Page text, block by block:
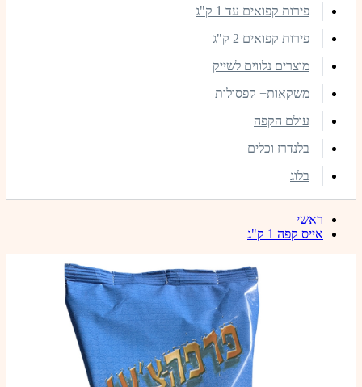
פירות קפואים עד 1 ק"ג
פירות קפואים 2 ק"ג
מוצרים נלווים לשייק
משקאות+ קפסולות
עולם הקפה
בלנדרז וכלים
בלוג
ראשי
אייס קפה 1 ק"ג